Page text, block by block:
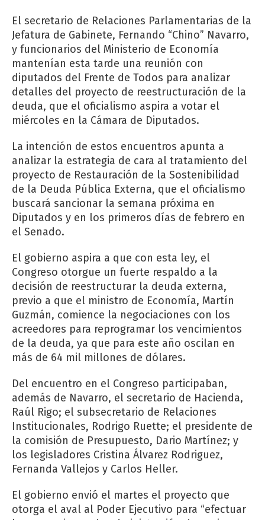
El secretario de Relaciones Parlamentarias de la
Jefatura de Gabinete, Fernando “Chino” Navarro,
y funcionarios del Ministerio de Economía
mantenían esta tarde una reunión con
diputados del Frente de Todos para analizar
detalles del proyecto de reestructuración de la
deuda, que el oficialismo aspira a votar el
miércoles en la Cámara de Diputados.
La intención de estos encuentros apunta a
analizar la estrategia de cara al tratamiento del
proyecto de Restauración de la Sostenibilidad
de la Deuda Pública Externa, que el oficialismo
buscará sancionar la semana próxima en
Diputados y en los primeros días de febrero en
el Senado.
El gobierno aspira a que con esta ley, el
Congreso otorgue un fuerte respaldo a la
decisión de reestructurar la deuda externa,
previo a que el ministro de Economía, Martín
Guzmán, comience la negociaciones con los
acreedores para reprogramar los vencimientos
de la deuda, ya que para este año oscilan en
más de 64 mil millones de dólares.
Del encuentro en el Congreso participaban,
además de Navarro, el secretario de Hacienda,
Raúl Rigo; el subsecretario de Relaciones
Institucionales, Rodrigo Ruette; el presidente de
la comisión de Presupuesto, Dario Martínez; y
los legisladores Cristina Álvarez Rodriguez,
Fernanda Vallejos y Carlos Heller.
El gobierno envió el martes el proyecto que
otorga el aval al Poder Ejecutivo para “efectuar